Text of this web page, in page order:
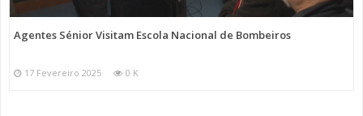
Agentes Sénior Visitam Escola Nacional de Bombeiros
17 Fevereiro 2025 0 K